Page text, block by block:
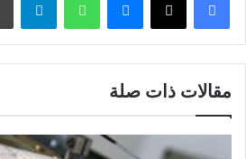
مقالات ذات صلة